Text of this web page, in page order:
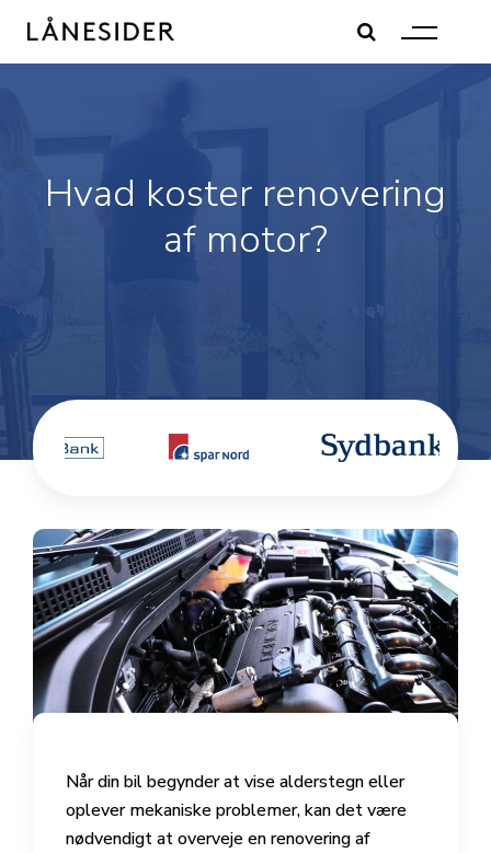
content
Hvad koster renovering
af motor?
Når din bil begynder at vise alderstegn eller
oplever mekaniske problemer, kan det være
nødvendigt at overveje en renovering af